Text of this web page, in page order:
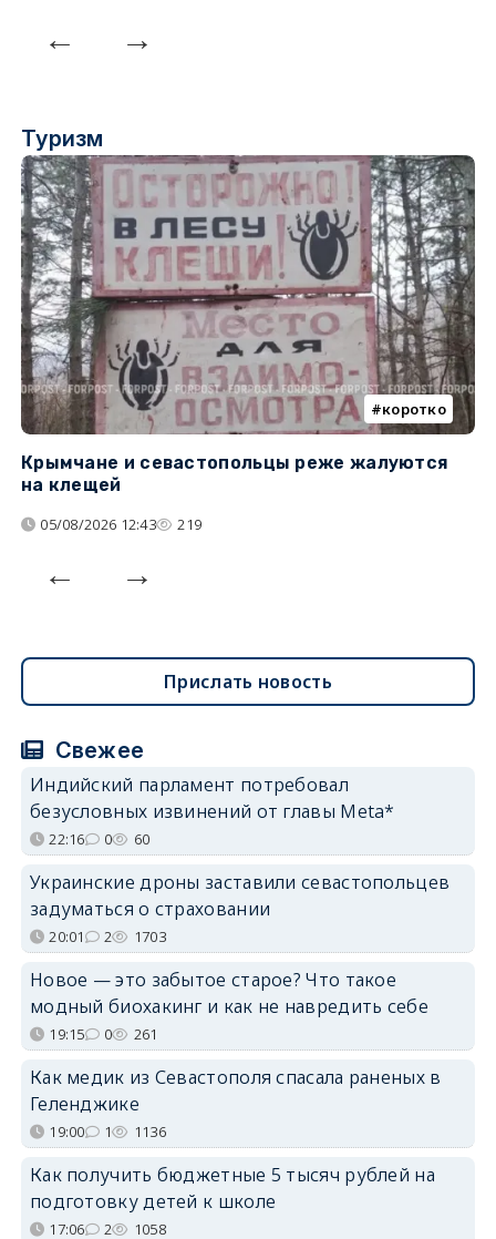
Туризм
коротко
Крымчане и севастопольцы реже жалуются
на клещей
05/08/2026 12:43 219
Прислать новость
Свежее
Индийский парламент потребовал
безусловных извинений от главы Meta*
22:16 0 60
Украинские дроны заставили севастопольцев
задуматься о страховании
20:01 2 1703
Новое — это забытое старое? Что такое
модный биохакинг и как не навредить себе
19:15 0 261
Как медик из Севастополя спасала раненых в
Геленджике
19:00 1 1136
Как получить бюджетные 5 тысяч рублей на
подготовку детей к школе
17:06 2 1058